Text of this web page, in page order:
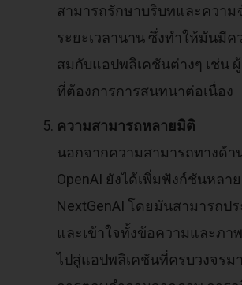
สามารถรักษาบริบทและความ
ระยะเวลานาน ซึ่งทำให้มันมีค
สมกับแอปพลิเคชันต่างๆ เช่น
ที่ต้องการการสนทนาต่อเนื่อง
ความสามารถหลายมิติ
นอกจากความสามารถทางด้า
OpenAI ยังได้เพิ่มฟังก์ชันหลา
NextGenAI โดยมันสามารถป
และเข้าใจทั้งข้อความและภา
ไปสู่แอปพลิเคชันที่ครบวงจรม